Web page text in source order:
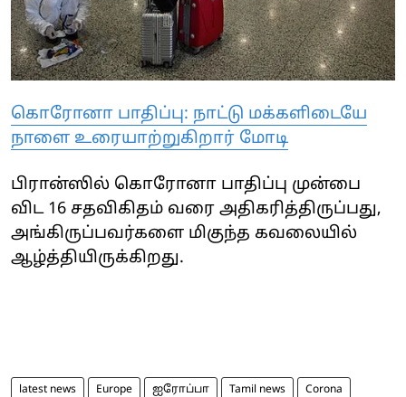
கொரோனா பாதிப்பு: நாட்டு மக்களிடையே
நாளை உரையாற்றுகிறார் மோடி
பிரான்ஸில் கொரோனா பாதிப்பு முன்பை
விட 16 சதவிகிதம் வரை அதிகரித்திருப்பது,
அங்கிருப்பவர்களை மிகுந்த கவலையில்
ஆழ்த்தியிருக்கிறது.
latest news Europe ஐரோப்பா Tamil news Corona